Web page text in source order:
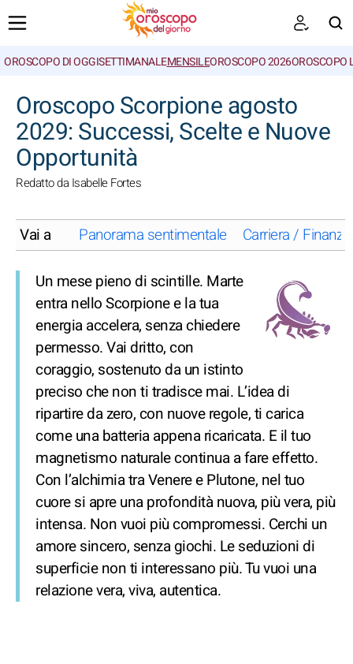
OROSCOPO DI OGGISETTIMANALEMENSILEOROSCOPO 2026OROSCOPO
Oroscopo Scorpione agosto
2029: Successi, Scelte e Nuove
Opportunità
Redatto da Isabelle Fortes
Vai a Panorama sentimentale Carriera / Finanze
Un mese pieno di scintille. Marte
entra nello Scorpione e la tua
energia accelera, senza chiedere
permesso. Vai dritto, con
coraggio, sostenuto da un istinto
preciso che non ti tradisce mai. L’idea di
ripartire da zero, con nuove regole, ti carica
come una batteria appena ricaricata. E il tuo
magnetismo naturale continua a fare effetto.
Con l’alchimia tra Venere e Plutone, nel tuo
cuore si apre una profondità nuova, più vera, più
intensa. Non vuoi più compromessi. Cerchi un
amore sincero, senza giochi. Le seduzioni di
superficie non ti interessano più. Tu vuoi una
relazione vera, viva, autentica.